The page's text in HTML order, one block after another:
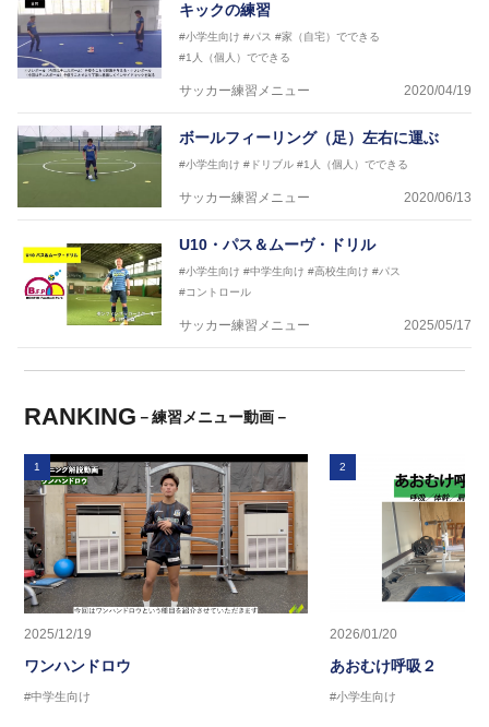
キックの練習
#小学生向け #パス #家（自宅）でできる
#1人（個人）でできる
サッカー練習メニュー 2020/04/19
ボールフィーリング（足）左右に運ぶ
#小学生向け #ドリブル #1人（個人）でできる
サッカー練習メニュー 2020/06/13
U10・パス＆ムーヴ・ドリル
#小学生向け #中学生向け #高校生向け #パス
#コントロール
サッカー練習メニュー 2025/05/17
RANKING －練習メニュー動画－
1
2025/12/19
ワンハンドロウ
#中学生向け
2
2026/01/20
あおむけ呼吸２
#小学生向け